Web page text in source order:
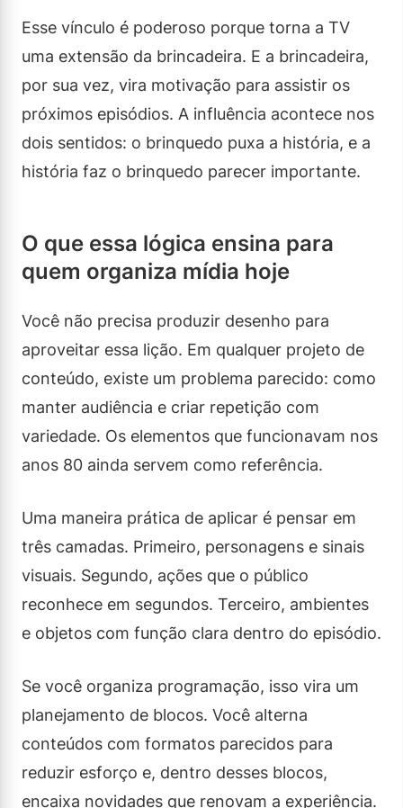
Esse vínculo é poderoso porque torna a TV
uma extensão da brincadeira. E a brincadeira,
por sua vez, vira motivação para assistir os
próximos episódios. A influência acontece nos
dois sentidos: o brinquedo puxa a história, e a
história faz o brinquedo parecer importante.
O que essa lógica ensina para
quem organiza mídia hoje
Você não precisa produzir desenho para
aproveitar essa lição. Em qualquer projeto de
conteúdo, existe um problema parecido: como
manter audiência e criar repetição com
variedade. Os elementos que funcionavam nos
anos 80 ainda servem como referência.
Uma maneira prática de aplicar é pensar em
três camadas. Primeiro, personagens e sinais
visuais. Segundo, ações que o público
reconhece em segundos. Terceiro, ambientes
e objetos com função clara dentro do episódio.
Se você organiza programação, isso vira um
planejamento de blocos. Você alterna
conteúdos com formatos parecidos para
reduzir esforço e, dentro desses blocos,
encaixa novidades que renovam a experiência.